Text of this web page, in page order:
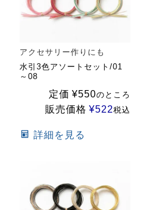
アクセサリー作りにも
水引3色アソートセット/01
～08
定価 ¥550のところ
販売価格 ¥522税込
詳細を見る